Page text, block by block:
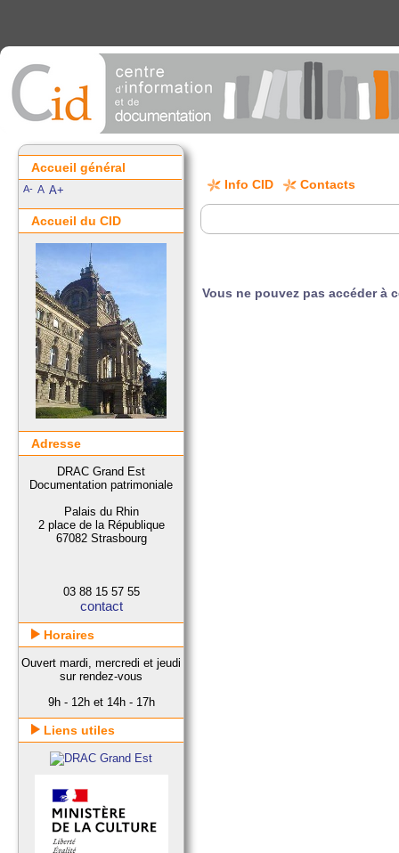
Info CID Contacts
Vous ne pouvez pas accéder à
Accueil général
A- A A+
Accueil du CID
Adresse
DRAC Grand Est
Documentation patrimoniale
Palais du Rhin
2 place de la République
67082 Strasbourg
03 88 15 57 55
contact
Horaires
Ouvert mardi, mercredi et jeudi
sur rendez-vous
9h - 12h et 14h - 17h
Liens utiles